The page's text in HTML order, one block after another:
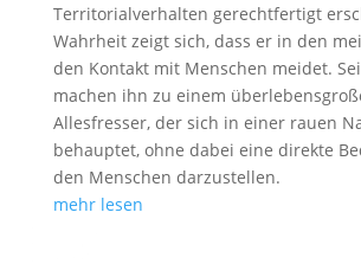
Territorialverhalten gerechtfertigt
Wahrheit zeigt sich, dass er in den
den Kontakt mit Menschen meidet.
machen ihn zu einem
Allesfresser, der sich in einer rauen
behauptet, ohne dabei eine direkte
den Menschen darzustellen.
mehr lesen